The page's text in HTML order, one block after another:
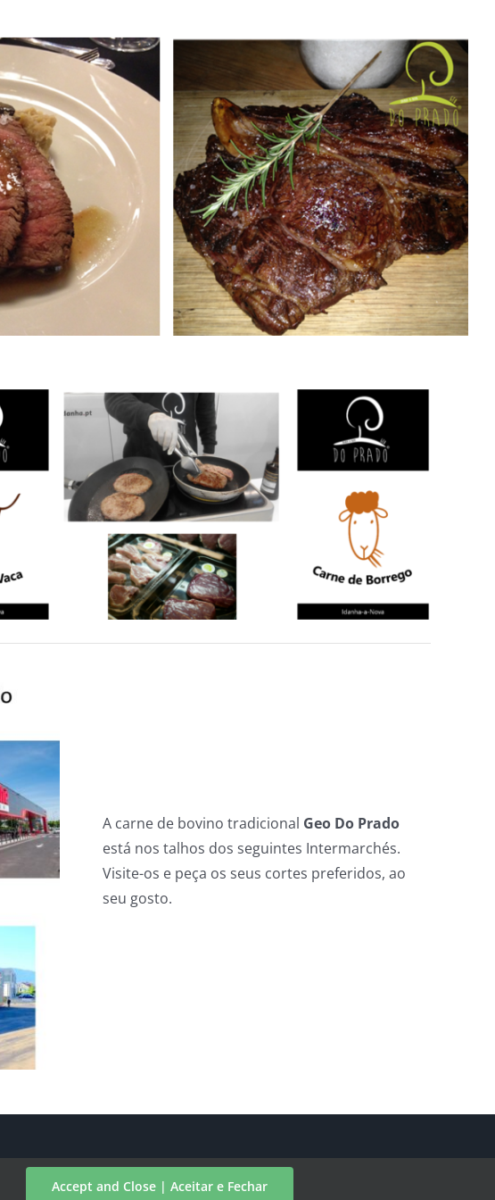
A carne de bovino tradicional Geo Do Prado
está nos talhos dos seguintes Intermarchés.
Visite-os e peça os seus cortes preferidos, ao
seu gosto.
Accept and Close | Aceitar e Fechar